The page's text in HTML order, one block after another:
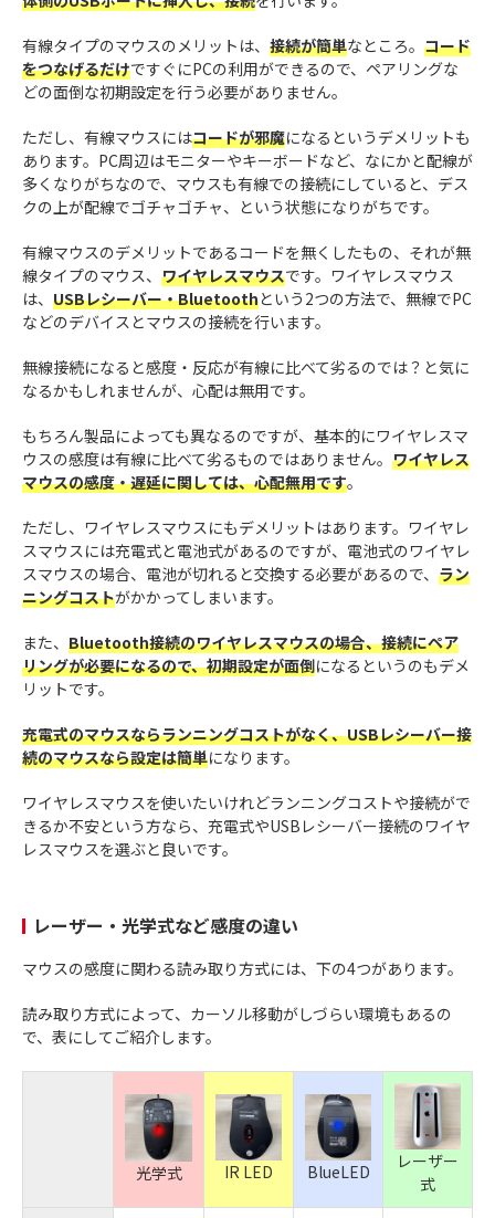
有線タイプのマウスのメリットは、 接続が簡単なところ。 コード
をつなげるだけですぐにPCの利用ができるので、ペアリングな
どの面倒な初期設定を行う必要がありません。
ただし、有線マウスにはコードが邪魔になるというデメリットも
あります。PC周辺はモニターやキーボードなど、なにかと配線が
多くなりがちなので、マウスも有線での接続にしていると、デス
クの上が配線でゴチャゴチャ、という状態になりがちです。
有線マウスのデメリットであるコードを無くしたもの、それが無
線タイプのマウス、 ワイヤレスマウスです。ワイヤレスマウス
は、 USBレシーバー・Bluetoothという2つの方法で、無線でPC
などのデバイスとマウスの接続を行います。
無線接続になると感度・反応が有線に比べて劣るのでは？と気に
なるかもしれませんが、心配は無用です。
もちろん製品によっても異なるのですが、基本的にワイヤレスマ
ウスの感度は有線に比べて劣るものではありません。 ワイヤレス
マウスの感度・遅延に関しては、心配無用です。
ただし、ワイヤレスマウスにもデメリットはあります。ワイヤレ
スマウスには充電式と電池式があるのですが、電池式のワイヤレ
スマウスの場合、電池が切れると交換する必要があるので、 ラン
ニングコストがかかってしまいます。
また、 Bluetooth接続のワイヤレスマウスの場合、接続にペア
リングが必要になるので、初期設定が面倒になるというのもデメ
リットです。
充電式のマウスならランニングコストがなく、USBレシーバー接
続のマウスなら設定は簡単になります。
ワイヤレスマウスを使いたいけれどランニングコストや接続がで
きるか不安という方なら、充電式やUSBレシーバー接続のワイヤ
レスマウスを選ぶと良いです。
レーザー・光学式など感度の違い
マウスの感度に関わる読み取り方式には、下の4つがあります。
読み取り方式によって、カーソル移動がしづらい環境もあるの
で、表にしてご紹介します。
光学式 IR LED BlueLED
レーザー
式